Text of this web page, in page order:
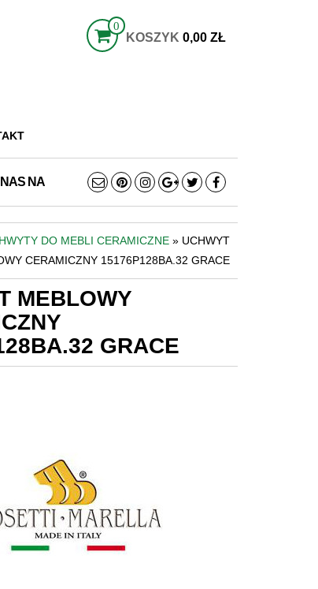
0
KOSZYK 0,00 ZŁ
NA
DO MEBLI CERAMICZNE » UCHWYT
CERAMICZNY 15176P128BA.32 GRACE
MEBLOWY
GRACE